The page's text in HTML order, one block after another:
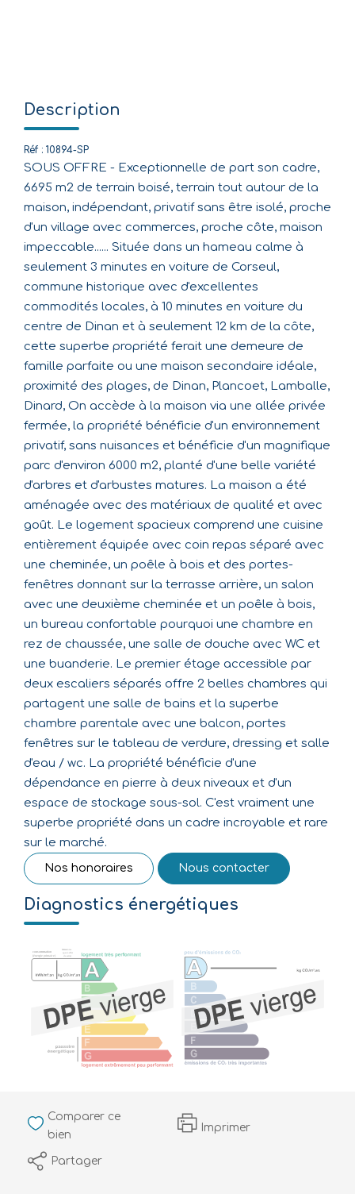
Description
Réf : 10894-SP
SOUS OFFRE - Exceptionnelle de part son cadre,
6695 m2 de terrain boisé, terrain tout autour de la
maison, indépendant, privatif sans être isolé, proche
d'un village avec commerces, proche côte, maison
impeccable...... Située dans un hameau calme à
seulement 3 minutes en voiture de Corseul,
commune historique avec d'excellentes
commodités locales, à 10 minutes en voiture du
centre de Dinan et à seulement 12 km de la côte,
cette superbe propriété ferait une demeure de
famille parfaite ou une maison secondaire idéale,
proximité des plages, de Dinan, Plancoet, Lamballe,
Dinard, On accède à la maison via une allée privée
fermée, la propriété bénéficie d'un environnement
privatif, sans nuisances et bénéficie d'un magnifique
parc d'environ 6000 m2, planté d'une belle variété
d'arbres et d'arbustes matures. La maison a été
aménagée avec des matériaux de qualité et avec
goût. Le logement spacieux comprend une cuisine
entièrement équipée avec coin repas séparé avec
une cheminée, un poêle à bois et des portes-
fenêtres donnant sur la terrasse arrière, un salon
avec une deuxième cheminée et un poêle à bois,
un bureau confortable pourquoi une chambre en
rez de chaussée, une salle de douche avec WC et
une buanderie. Le premier étage accessible par
deux escaliers séparés offre 2 belles chambres qui
partagent une salle de bains et la superbe
chambre parentale avec une balcon, portes
fenêtres sur le tableau de verdure, dressing et salle
d'eau / wc. La propriété bénéficie d'une
dépendance en pierre à deux niveaux et d'un
espace de stockage sous-sol. C'est vraiment une
superbe propriété dans un cadre incroyable et rare
sur le marché.
Nos honoraires Nous contacter
Diagnostics énergétiques
Comparer ce
bien
Imprimer
Partager